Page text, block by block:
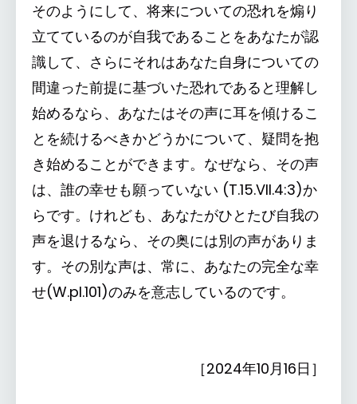
そのようにして、将来についての恐れを煽り
立てているのが自我であることをあなたが認
識して、さらにそれはあなた自身についての
間違った前提に基づいた恐れであると理解し
始めるなら、あなたはその声に耳を傾けるこ
とを続けるべきかどうかについて、疑問を抱
き始めることができます。なぜなら、その声
は、誰の幸せも願っていない (T.15.VII.4:3)か
らです。けれども、あなたがひとたび自我の
声を退けるなら、その奥には別の声がありま
す。その別な声は、常に、あなたの完全な幸
せ(W.pI.101)のみを意志しているのです。
［2024年10月16日］